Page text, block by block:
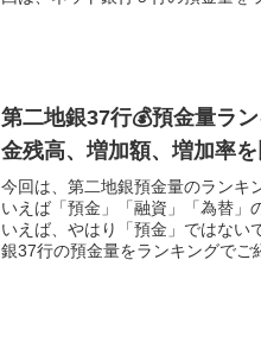
第二地銀37行💰預金量ラ
金残高、増加額、増加率
今回は、第二地銀預金量のランキ
いえば「預金」「融資」「為替」
いえば、やはり「預金」ではない
銀37行の預金量をランキングでご